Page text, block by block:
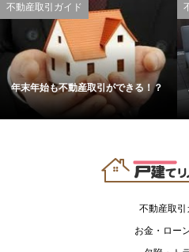
不動産取引ガイド
年末年始も不動産取引ができる！？
不動産取引
お金・ロー